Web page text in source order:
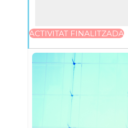
ACTIVITAT FINALITZADA